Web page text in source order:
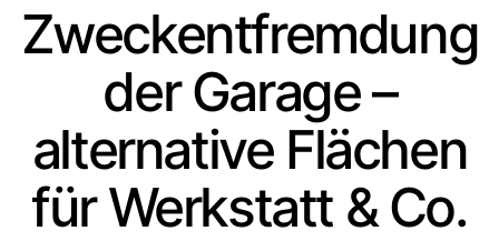
Zweckentfremdung
der Garage –
alternative Flächen
für Werkstatt & Co.